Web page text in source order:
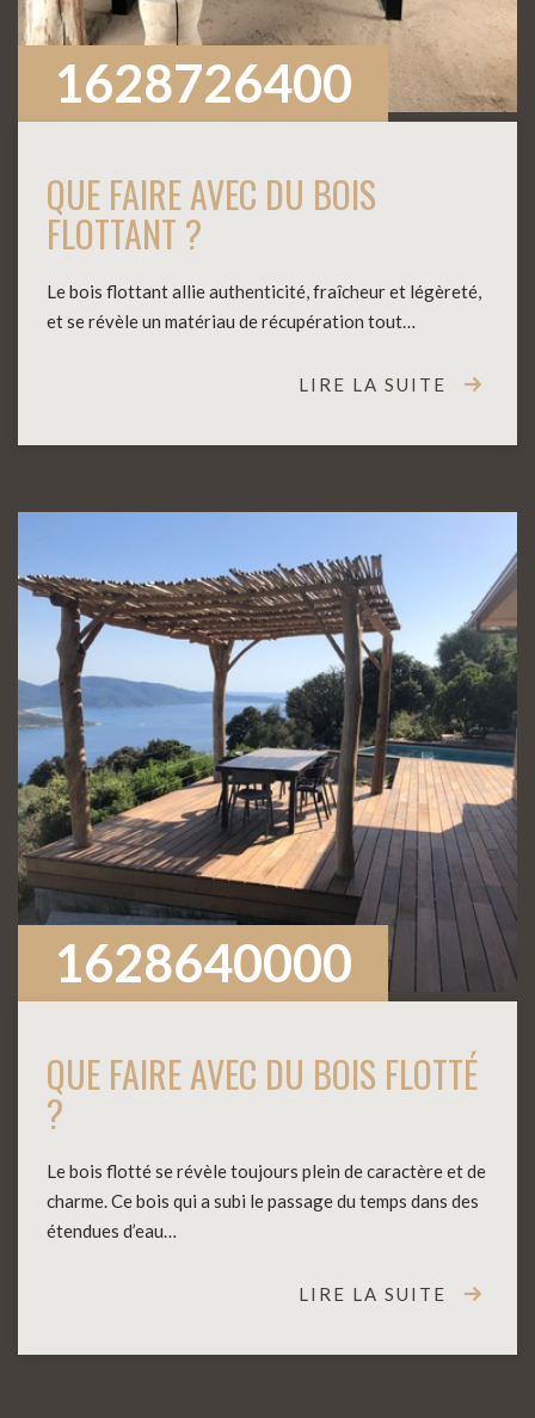
1628726400
QUE FAIRE AVEC DU BOIS
FLOTTANT ?
Le bois flottant allie authenticité, fraîcheur et légèreté,
et se révèle un matériau de récupération tout…
LIRE LA SUITE
1628640000
QUE FAIRE AVEC DU BOIS FLOTTÉ
?
Le bois flotté se révèle toujours plein de caractère et de
charme. Ce bois qui a subi le passage du temps dans des
étendues d’eau…
LIRE LA SUITE